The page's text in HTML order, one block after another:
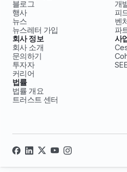
블로그
행사
뉴스
뉴스레터 가입
개
피
벤
파
회사 정보
회사 소개
문의하기
투자자
커리어
사
법률
법률 개요
트러스트 센터